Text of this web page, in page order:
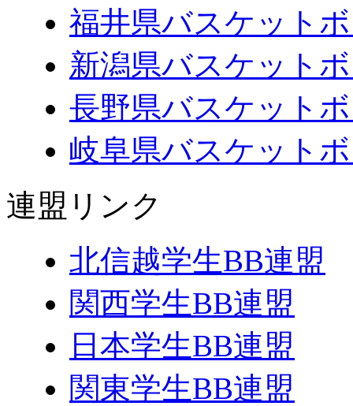
福井県バスケット
新潟県バスケット
長野県バスケット
岐阜県バスケット
連盟リンク
北信越学生BB連盟
関西学生BB連盟
日本学生BB連盟
関東学生BB連盟